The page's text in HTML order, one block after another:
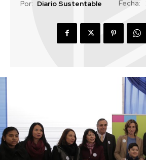
Por: Diario Sustentable Fecha: